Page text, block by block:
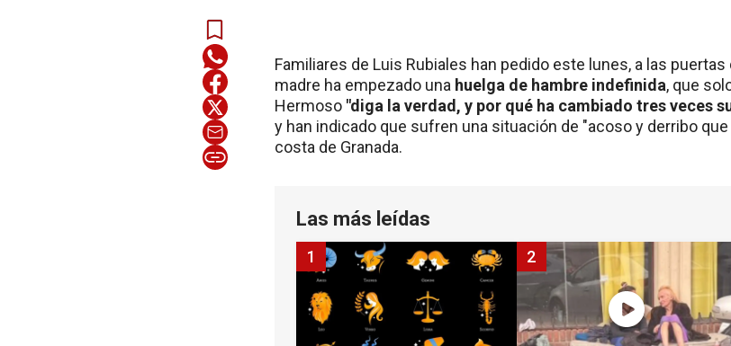
Familiares de Luis Rubiales han pedido este lunes, a las
madre ha empezado una huelga de hambre indefinida, que
Hermoso "diga la verdad, y por qué ha cambiado tres veces
y han indicado que sufren una situación de "acoso y derribo
costa de Granada.
Las más leídas
1 2